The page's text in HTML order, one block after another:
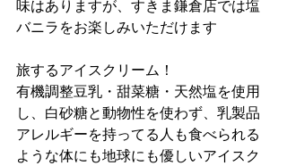
味はありますが、すきま鎌倉店では塩
バニラをお楽しみいただけます
旅するアイスクリーム！
有機調整豆乳・甜菜糖・天然塩を使用
し、白砂糖と動物性を使わず、乳製品
アレルギーを持ってる人も食べられる
ような体にも地球にも優しいアイスク